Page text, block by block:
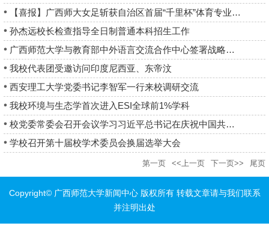
【喜报】广西师大女足斩获自治区首届“千里杯”体育专业女子组...
孙杰远校长检查指导全日制普通本科招生工作
广西师范大学与教育部中外语言交流合作中心签署战略合作协议
我校代表团受邀访问印度尼西亚、东帝汶
西安理工大学党委书记李智军一行来校调研交流
我校环境与生态学首次进入ESI全球前1%学科
校党委常委会召开会议学习习近平总书记在庆祝中国共产党成立105...
学校召开第十届校学术委员会换届选举大会
第一页 <<上一页 下一页>> 尾页
Copyright© 广西师范大学新闻中心 版权所有 转载文章请与我们联系
并注明出处